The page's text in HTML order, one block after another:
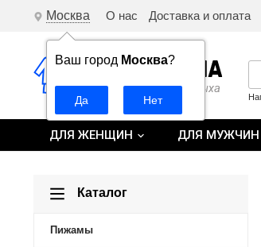
Москва
Ваш город Москва?
О нас Доставка и оплата
ДЛЯ ЖЕНЩИН ДЛЯ МУЖЧИН
Каталог
Пижамы